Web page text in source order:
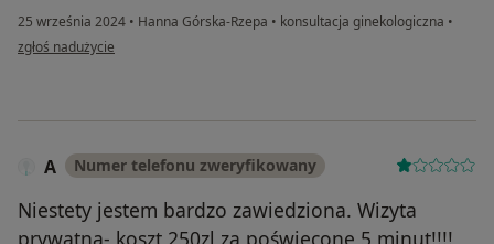
25 września 2024 • Hanna Górska-Rzepa • konsultacja ginekologiczna •
w opinii użytkownika Helena
zgłoś nadużycie
A Numer telefonu zweryfikowany
Niestety jestem bardzo zawiedziona. Wizyta
prywatna- koszt 250zl za poświęcone 5 minut!!!!